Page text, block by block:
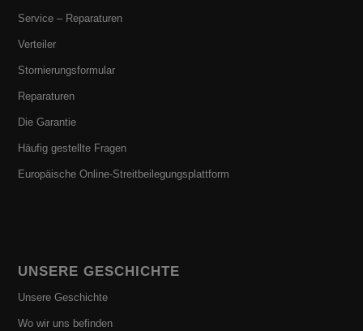
Service – Reparaturen
Verteiler
Stornierungsformular
Reparaturen
Die Garantie
Häufig gestellte Fragen
Europäische Online-Streitbeilegungsplattform
UNSERE GESCHICHTE
Unsere Geschichte
Wo wir uns befinden